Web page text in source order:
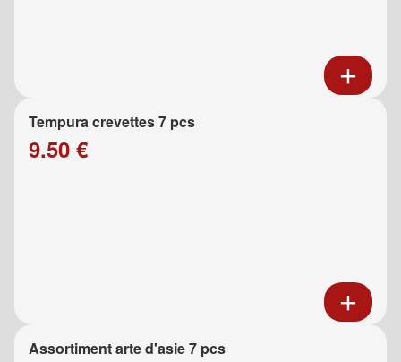
Tempura crevettes 7 pcs
9.50 €
Assortiment arte d'asie 7 pcs